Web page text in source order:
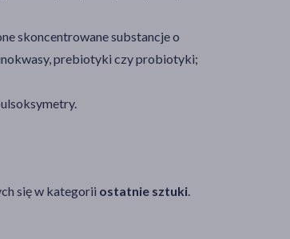
skoncentrowane substancje o
prebiotyki czy probiotyki;
się w kategorii ostatnie sztuki